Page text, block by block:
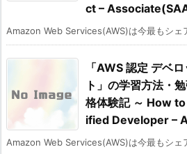
ct –
Amazon Web Services(AWS)は今最もシェ
「AWS 認定 デベ
ト」の学習方法・
格体験記 ～ How
ified Developer –
Amazon Web Services(AWS)は今最もシェ